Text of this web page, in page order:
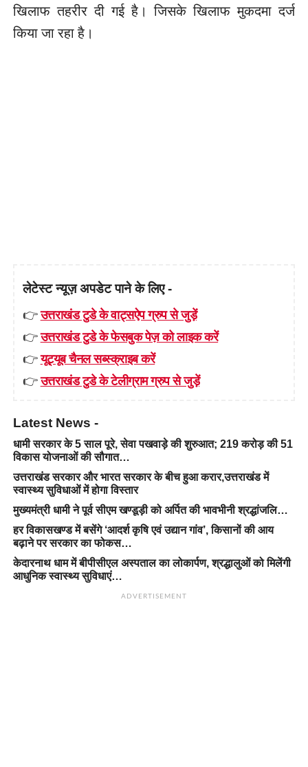
खिलाफ तहरीर दी गई है। जिसके खिलाफ मुकदमा दर्ज
किया जा रहा है।
लेटेस्ट न्यूज़ अपडेट पाने के लिए -
👉उत्तराखंड टुडे के वाट्सऐप ग्रुप से जुड़ें
👉उत्तराखंड टुडे के फेसबुक पेज़ को लाइक करें
👉यूट्यूब चैनल सब्स्क्राइब करें
👉उत्तराखंड टुडे के टेलीग्राम ग्रुप से जुड़ें
Latest News -
धामी सरकार के 5 साल पूरे, सेवा पखवाड़े की शुरुआत; 219 करोड़ की 51
विकास योजनाओं की सौगात…
उत्तराखंड सरकार और भारत सरकार के बीच हुआ करार,उत्तराखंड में
स्वास्थ्य सुविधाओं में होगा विस्तार
मुख्यमंत्री धामी ने पूर्व सीएम खण्डूड़ी को अर्पित की भावभीनी श्रद्धांजलि…
हर विकासखण्ड में बसेंगे ‘आदर्श कृषि एवं उद्यान गांव’, किसानों की आय
बढ़ाने पर सरकार का फोकस…
केदारनाथ धाम में बीपीसीएल अस्पताल का लोकार्पण, श्रद्धालुओं को मिलेंगी
आधुनिक स्वास्थ्य सुविधाएं…
ADVERTISEMENT